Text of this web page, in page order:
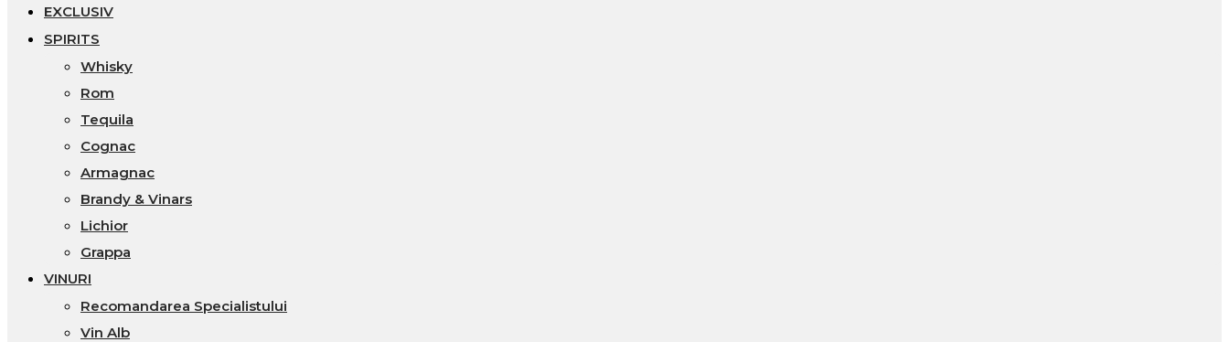
EXCLUSIV
SPIRITS
Whisky
Rom
Tequila
Cognac
Armagnac
Brandy & Vinars
Lichior
Grappa
VINURI
Recomandarea Specialistului
Vin Alb